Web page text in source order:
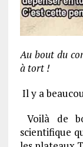
Au bout du
à tort !
Il y a
Voilà de
scientifique